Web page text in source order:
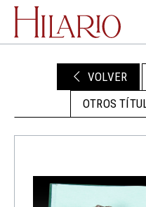
VOLVER
OTROS